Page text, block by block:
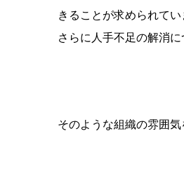
きることが求められて
さらに人手不足の解消に
そのような組織の雰囲